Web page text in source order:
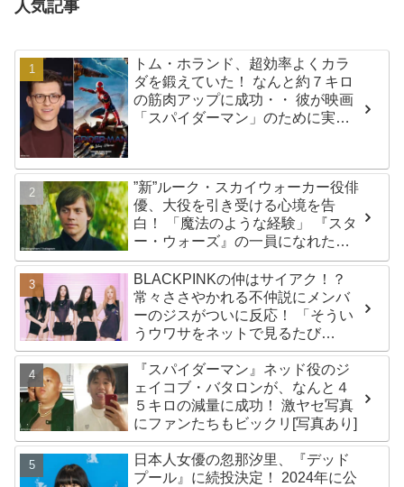
人気記事
トム・ホランド、超効率よくカラ
ダを鍛えていた！ なんと約７キロ
の筋肉アップに成功・・ 彼が映画
「スパイダーマン」のために実践
”新”ルーク・スカイウォーカー役俳
優、大役を引き受ける心境を告
白！ 「魔法のような経験」 『スタ
ー・ウォーズ』の一員になれたこ
とによろこび爆発
BLACKPINKの仲はサイアク！？
常々ささやかれる不仲説にメンバ
ーのジスがついに反応！ 「そうい
うウワサをネットで見るたび
に・・」
『スパイダーマン』ネッド役のジ
ェイコブ・バタロンが、なんと４
５キロの減量に成功！ 激ヤセ写真
にファンたちもビックリ[写真あり]
日本人女優の忽那汐里、『デッド
プール』に続投決定！ 2024年に公